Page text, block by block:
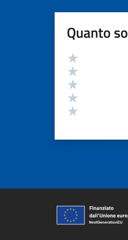
Quanto
Valutazione